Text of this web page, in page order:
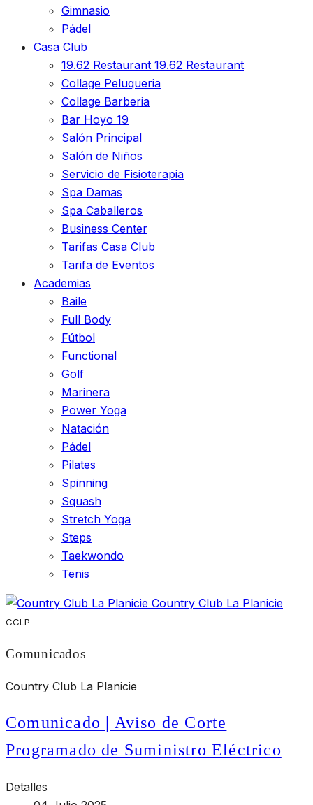
Gimnasio
Pádel
Casa Club
19.62 Restaurant 19.62 Restaurant
Collage Peluqueria
Collage Barberia
Bar Hoyo 19
Salón Principal
Salón de Niños
Servicio de Fisioterapia
Spa Damas
Spa Caballeros
Business Center
Tarifas Casa Club
Tarifa de Eventos
Academias
Baile
Full Body
Fútbol
Functional
Golf
Marinera
Power Yoga
Natación
Pádel
Pilates
Spinning
Squash
Stretch Yoga
Steps
Taekwondo
Tenis
Country Club La Planicie
CCLP
Comunicados
Country Club La Planicie
Comunicado | Aviso de Corte
Programado de Suministro Eléctrico
Detalles